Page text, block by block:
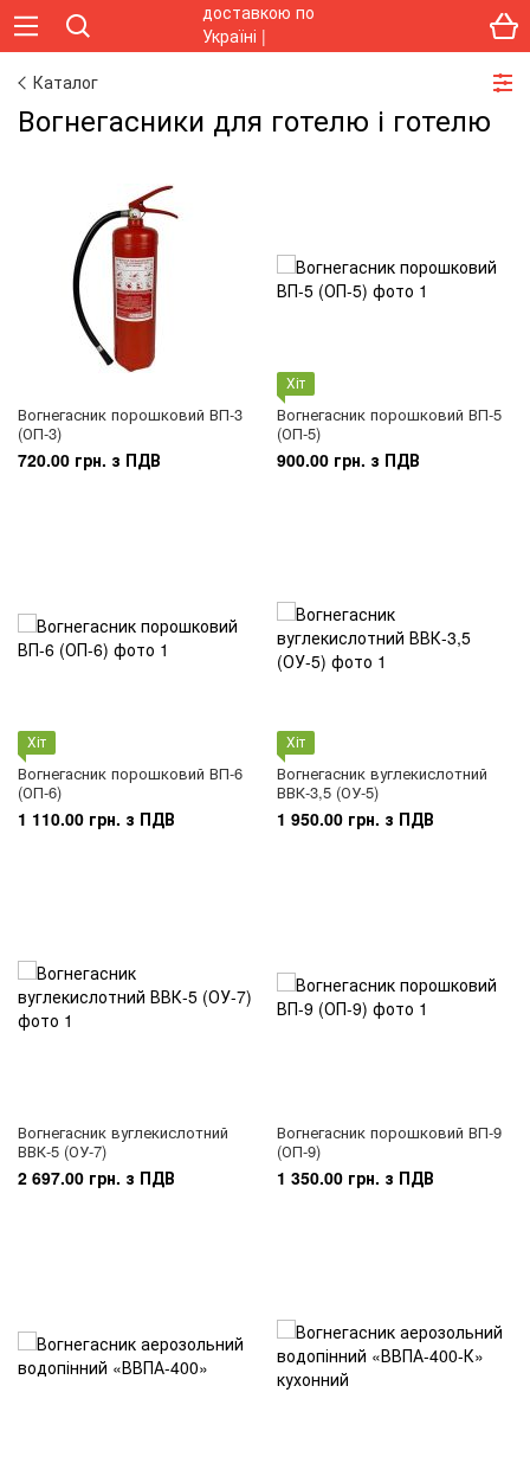
Каталог
Вогнегасники для готелю і готелю
Вогнегасник порошковий ВП-3
(ОП-3)
720.00 грн. з ПДВ
Хіт
Вогнегасник порошковий ВП-5
(ОП-5)
900.00 грн. з ПДВ
Хіт
Вогнегасник порошковий ВП-6
(ОП-6)
1 110.00 грн. з ПДВ
Хіт
Вогнегасник вуглекислотний
ВВК-3,5 (ОУ-5)
1 950.00 грн. з ПДВ
Вогнегасник вуглекислотний
ВВК-5 (ОУ-7)
2 697.00 грн. з ПДВ
Вогнегасник порошковий ВП-9
(ОП-9)
1 350.00 грн. з ПДВ